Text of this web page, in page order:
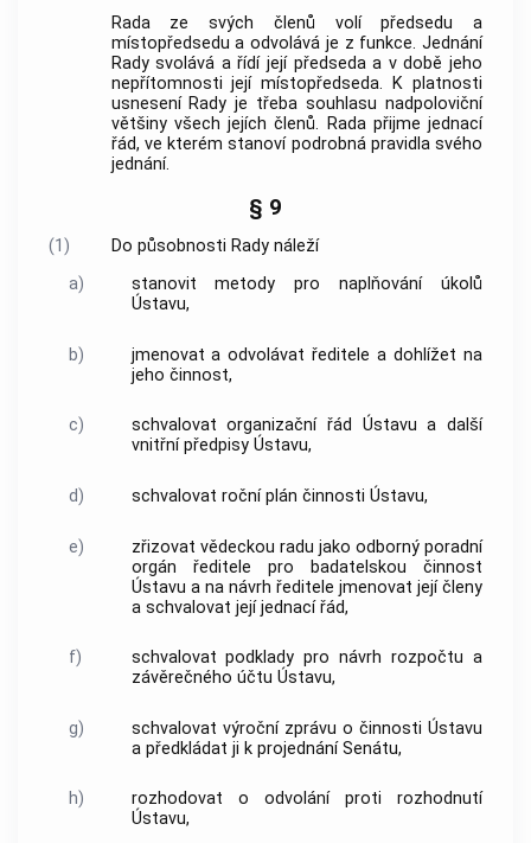
Rada ze svých členů volí předsedu a
místopředsedu a odvolává je z funkce. Jednání
Rady svolává a řídí její předseda a v době jeho
nepřítomnosti její místopředseda. K platnosti
usnesení Rady je třeba souhlasu nadpoloviční
většiny všech jejích členů. Rada přijme jednací
řád, ve kterém stanoví podrobná pravidla svého
jednání.
§ 9
(1)
Do působnosti Rady náleží
a)
stanovit metody pro naplňování úkolů
Ústavu,
b)
jmenovat a odvolávat ředitele a dohlížet na
jeho činnost,
c)
schvalovat organizační řád Ústavu a další
vnitřní předpisy Ústavu,
d) schvalovat roční plán činnosti Ústavu,
e)
zřizovat vědeckou radu jako odborný poradní
orgán ředitele pro badatelskou činnost
Ústavu a na návrh ředitele jmenovat její členy
a schvalovat její jednací řád,
f)
schvalovat podklady pro návrh rozpočtu a
závěrečného účtu Ústavu,
g)
schvalovat výroční zprávu o činnosti Ústavu
a předkládat ji k projednání Senátu,
h)
rozhodovat o odvolání proti rozhodnutí
Ústavu,